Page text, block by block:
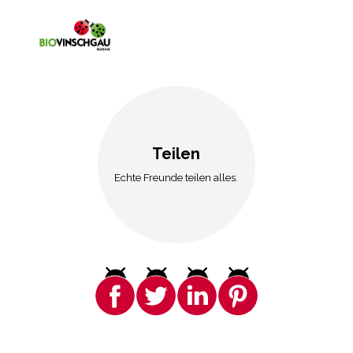
Teilen
Echte Freunde teilen alles.